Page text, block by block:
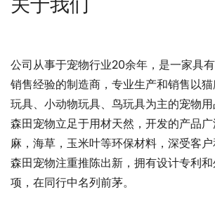
公司从事于宠物行业20余年，是一家具
销售经验的制造商，专业生产和销售以
玩具、小动物玩具、鸟玩具为主的宠物用
森田宠物立足于用材天然，开发的产品
麻，海草，玉米叶等环保材料，深受客户
森田宠物注重推陈出新，拥有设计专利
项，在同行中名列前茅。